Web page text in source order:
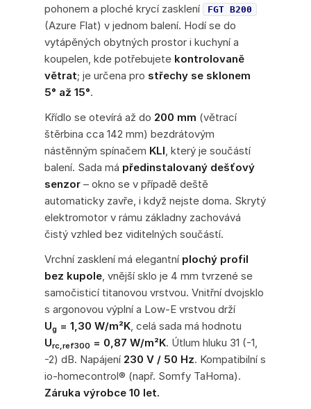
pohonem a ploché krycí zasklení
FGT B200
(Azure Flat) v jednom balení. Hodí se do
vytápěných obytných prostor i kuchyní a
koupelen, kde potřebujete kontrolovaně
větrat; je určena pro střechy se sklonem
5° až 15°.
Křídlo se otevírá až do 200 mm (větrací
štěrbina cca 142 mm) bezdrátovým
nástěnným spínačem KLI, který je součástí
balení. Sada má předinstalovaný dešťový
senzor– okno se v případě deště
automaticky zavře, i když nejste doma. Skrytý
elektromotor v rámu základny zachovává
čistý vzhled bez viditelných součástí.
Vrchní zasklení má elegantní plochý profil
bez kupole, vnější sklo je 4 mm tvrzené se
samočisticí titanovou vrstvou. Vnitřní dvojsklo
s argonovou výplní a Low-E vrstvou drží
Ug= 1,30 W/m²K, celá sada má hodnotu
Urc,ref300 = 0,87 W/m²K. Útlum hluku 31 (-1,
-2) dB. Napájení 230 V / 50 Hz. Kompatibilní s
io-homecontrol® (např. Somfy TaHoma).
Záruka výrobce 10 let.